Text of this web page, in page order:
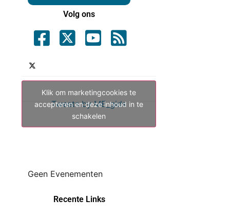
Volg ons
Tweets by ME_gids
Klik om marketingcookies te
accepteren en deze inhoud in te
schakelen
Geen Evenementen
Recente Links